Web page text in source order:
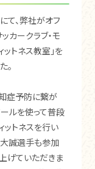
て、弊社がオフ
カークラブ・モ
トネス教室」を
。
症予防に繋が
ルを使って普段
ットネスを行い
誠選手も参加
げていただきま